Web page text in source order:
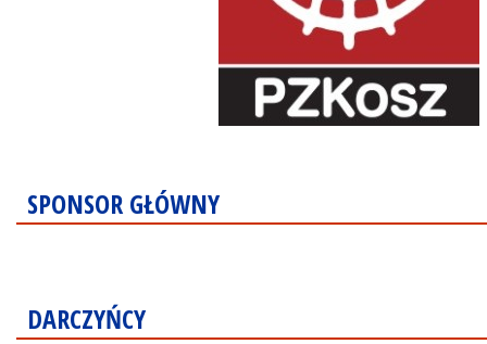
SPONSOR GŁÓWNY
DARCZYŃCY